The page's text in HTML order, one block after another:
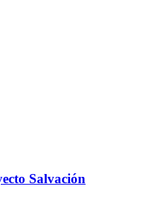
Salvación